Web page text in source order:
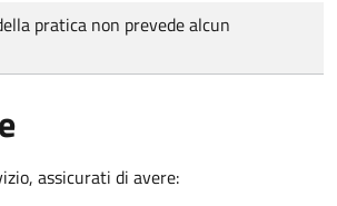
pratica non prevede alcun
assicurati di avere: